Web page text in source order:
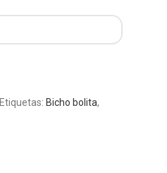
Etiquetas: Bicho bolita,